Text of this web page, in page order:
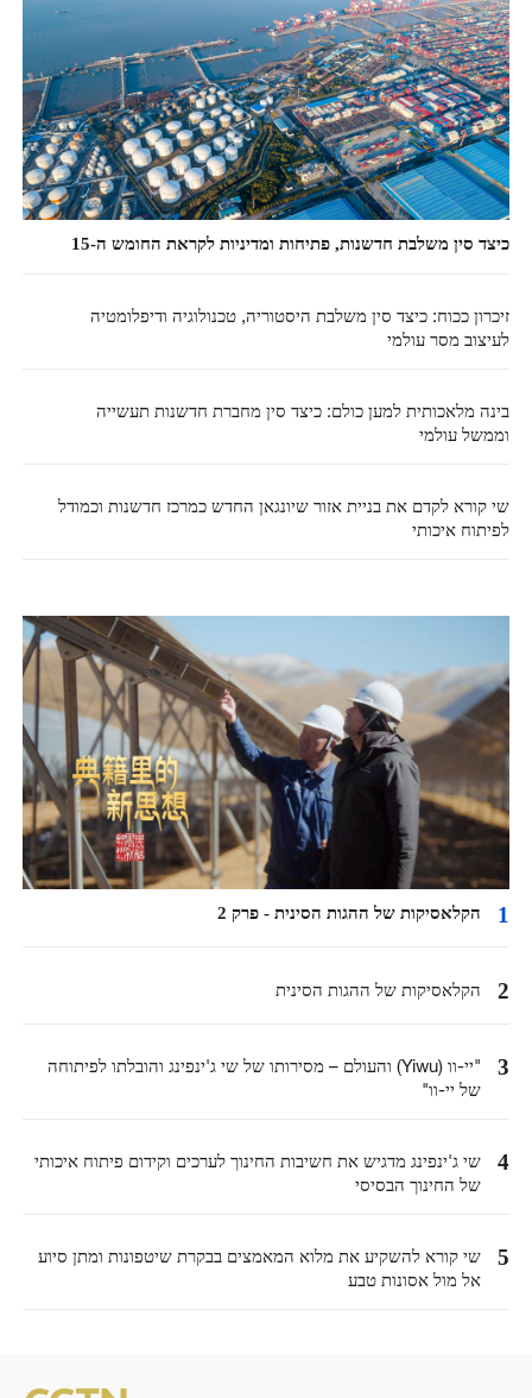
כיצד סין משלבת חדשנות, פתיחות ומדיניות לקראת החומש ה-15
זיכרון ככוח: כיצד סין משלבת היסטוריה, טכנולוגיה ודיפלומטיה
לעיצוב מסר עולמי
בינה מלאכותית למען כולם: כיצד סין מחברת חדשנות תעשייה
וממשל עולמי
שי קורא לקדם את בניית אזור שיונגאן החדש כמרכז חדשנות וכמודל
לפיתוח איכותי
1 הקלאסיקות של ההגות הסינית - פרק 2
2 הקלאסיקות של ההגות הסינית
3
"יי-וו (Yiwu) והעולם – מסירותו של שי ג'ינפינג והובלתו לפיתוחה
של יי-וו"
4
שי ג'ינפינג מדגיש את חשיבות החינוך לערכים וקידום פיתוח איכותי
של החינוך הבסיסי
5
שי קורא להשקיע את מלוא המאמצים בבקרת שיטפונות ומתן סיוע
אל מול אסונות טבע